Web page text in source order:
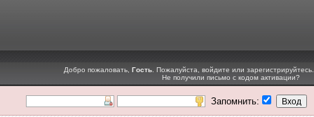
Добро пожаловать, Гость . Пожалуйста, войдите или зарегистрируйтесь
Не получили письмо с кодом активации?
Запомнить: